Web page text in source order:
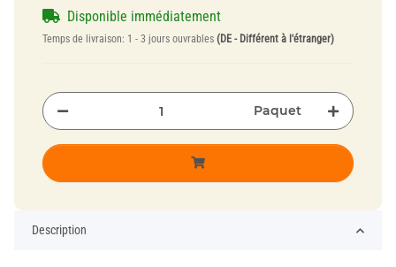
Disponible immédiatement
Temps de livraison: 1 - 3 jours ouvrables (DE - Différent à l'étranger)
Paquet
Description